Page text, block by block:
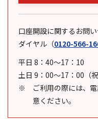
口座開設に関するお問
ダイヤル （0120-566-
平日 8：40～17：10
土日 9：00～17：00（
ご利用の際には、
意ください。